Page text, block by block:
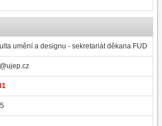
umění a designu - sekretariát děkana FUD